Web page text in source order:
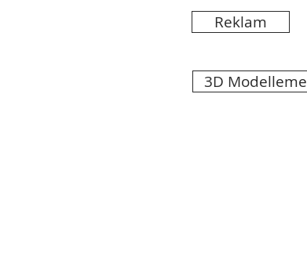
Reklam
3D Modelleme